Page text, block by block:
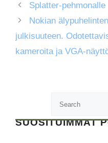
Splatter-pehmonalle
Nokian
julkisuuteen.
kameroita ja VGA-
SUOSITUIMMAT